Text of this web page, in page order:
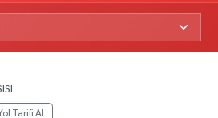
Tarifi Al